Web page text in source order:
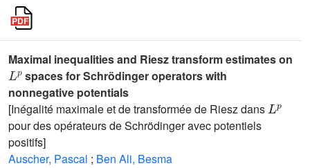
Maximal inequalities and Riesz transform estimates on
Lp
spaces for Schrödinger operators with
nonnegative potentials
[Inégalité maximale et de transformée de Riesz dans
pour des opérateurs de Schrödinger avec potentiels
positifs]
Auscher, Pascal ; Ben Ali, Besma